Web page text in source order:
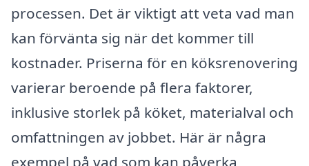
processen. Det är viktigt att veta vad man
kan förvänta sig när det kommer till
kostnader. Priserna för en köksrenovering
varierar beroende på flera faktorer,
inklusive storlek på köket, materialval och
omfattningen av jobbet. Här är några
exempel på vad som kan påverka